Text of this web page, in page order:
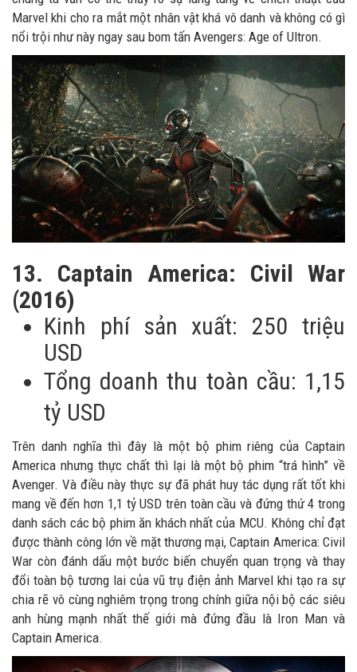
Marvel khi cho ra mắt một nhân vật khá vô danh và không có gì
nổi trội như này ngay sau bom tấn Avengers: Age of Ultron.
13. Captain America: Civil War
(2016)
Kinh phí sản xuất: 250 triệu
USD
Tổng doanh thu toàn cầu: 1,15
tỷ USD
Trên danh nghĩa thì đây là một bộ phim riêng của Captain
America nhưng thực chất thì lại là một bộ phim “trá hình” về
Avenger. Và điều này thực sự đã phát huy tác dụng rất tốt khi
mang về đến hơn 1,1 tỷ USD trên toàn cầu và đứng thứ 4 trong
danh sách các bộ phim ăn khách nhất của MCU. Không chỉ đạt
được thành công lớn về mặt thương mại, Captain America: Civil
War còn đánh dấu một bước biến chuyển quan trọng và thay
đổi toàn bộ tương lai của vũ trụ điện ảnh Marvel khi tạo ra sự
chia rẽ vô cùng nghiêm trọng trong chính giữa nội bộ các siêu
anh hùng mạnh nhất thế giới mà đứng đầu là Iron Man và
Captain America.